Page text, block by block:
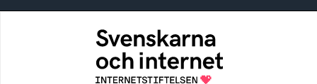
Svenskarna och internet
En årlig studie av svenska folkets
internetvanor